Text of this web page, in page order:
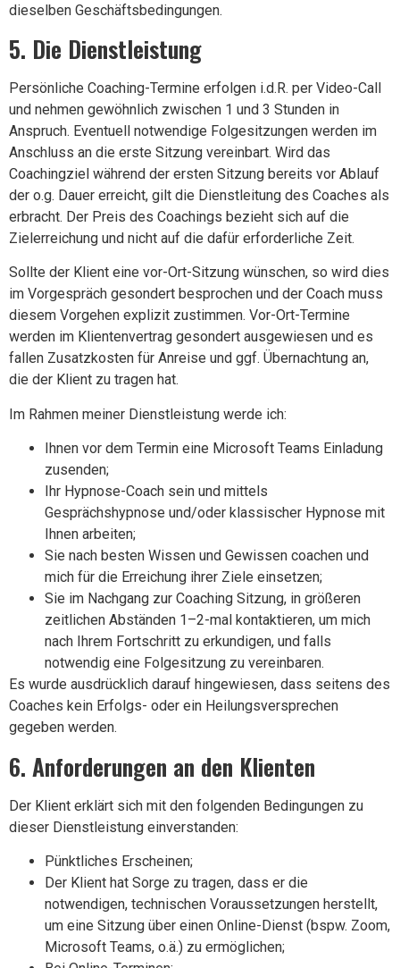
dieselben Geschäftsbedingungen.
5. Die Dienstleistung
Persönliche Coaching-Termine erfolgen i.d.R. per Video-Call
und nehmen gewöhnlich zwischen 1 und 3 Stunden in
Anspruch. Eventuell notwendige Folgesitzungen werden im
Anschluss an die erste Sitzung vereinbart. Wird das
Coachingziel während der ersten Sitzung bereits vor Ablauf
der o.g. Dauer erreicht, gilt die Dienstleitung des Coaches als
erbracht. Der Preis des Coachings bezieht sich auf die
Zielerreichung und nicht auf die dafür erforderliche Zeit.
Sollte der Klient eine vor-Ort-Sitzung wünschen, so wird dies
im Vorgespräch gesondert besprochen und der Coach muss
diesem Vorgehen explizit zustimmen. Vor-Ort-Termine
werden im Klientenvertrag gesondert ausgewiesen und es
fallen Zusatzkosten für Anreise und ggf. Übernachtung an,
die der Klient zu tragen hat.
Im Rahmen meiner Dienstleistung werde ich:
Ihnen vor dem Termin eine Microsoft Teams Einladung
zusenden;
Ihr Hypnose-Coach sein und mittels
Gesprächshypnose und/oder klassischer Hypnose mit
Ihnen arbeiten;
Sie nach besten Wissen und Gewissen coachen und
mich für die Erreichung ihrer Ziele einsetzen;
Sie im Nachgang zur Coaching Sitzung, in größeren
zeitlichen Abständen 1–2-mal kontaktieren, um mich
nach Ihrem Fortschritt zu erkundigen, und falls
notwendig eine Folgesitzung zu vereinbaren.
Es wurde ausdrücklich darauf hingewiesen, dass seitens des
Coaches kein Erfolgs- oder ein Heilungsversprechen
gegeben werden.
6. Anforderungen an den Klienten
Der Klient erklärt sich mit den folgenden Bedingungen zu
dieser Dienstleistung einverstanden:
Pünktliches Erscheinen;
Der Klient hat Sorge zu tragen, dass er die
notwendigen, technischen Voraussetzungen herstellt,
um eine Sitzung über einen Online-Dienst (bspw. Zoom,
Microsoft Teams, o.ä.) zu ermöglichen;